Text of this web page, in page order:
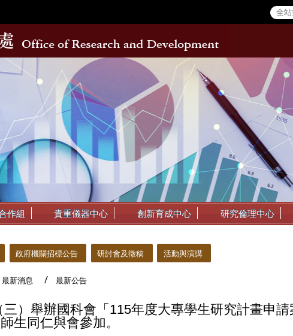
作組 貴重儀器中心 創新育成中心 研究倫理中心
政府機關招標公告 研討會及徵稿 活動與演講
最新消息 最新公告
三）舉辦國科會「115年度大專學生研究計畫申請
生同仁與會參加。